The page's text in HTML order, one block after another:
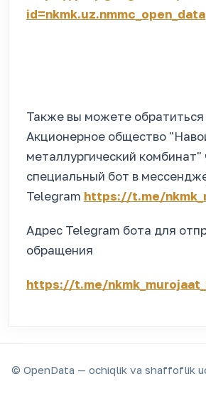
id=nkmk.uz.nmmc_open_data
Также вы можете обратиться
Акционерное общество
металлургический комбинат"
специальный бот в
Telegram https://t.me/
Адрес Telegram бота для
обращения
https://t.me/
© OpenData — ochiqlik va shaffoflik